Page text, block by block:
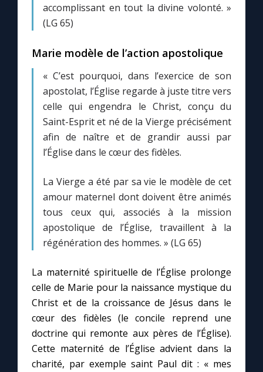
accomplissant en tout la divine volonté. »
(LG 65)
Marie modèle de l’action apostolique
« C’est pourquoi, dans l’exercice de son
apostolat, l’Église regarde à juste titre vers
celle qui engendra le Christ, conçu du
Saint-Esprit et né de la Vierge précisément
afin de naître et de grandir aussi par
l’Église dans le cœur des fidèles.
La Vierge a été par sa vie le modèle de cet
amour maternel dont doivent être animés
tous ceux qui, associés à la mission
apostolique de l’Église, travaillent à la
régénération des hommes. » (LG 65)
La maternité spirituelle de l’Église prolonge
celle de Marie pour la naissance mystique du
Christ et de la croissance de Jésus dans le
cœur des fidèles (le concile reprend une
doctrine qui remonte aux pères de l’Église).
Cette maternité de l’Église advient dans la
charité, par exemple saint Paul dit : « mes